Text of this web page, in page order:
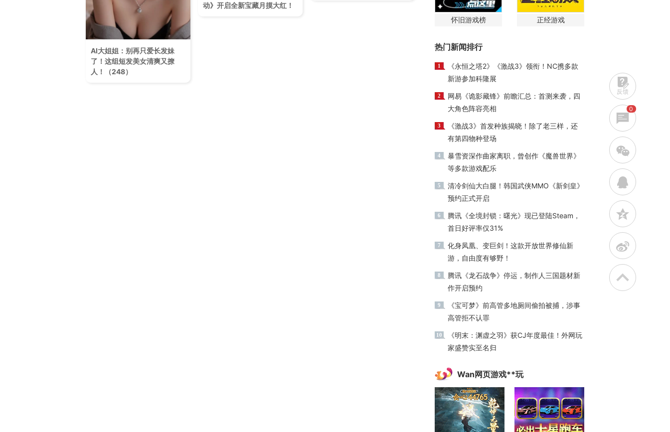
AI大姐姐：别再只爱长发妹
了！这组短发美女清爽又撩
人！（248）
动》开启全新宝藏月摸大红！
怀旧游戏榜 正经游戏
热门新闻排行
1
《永恒之塔2》《激战3》领衔！NC携多款
新游参加科隆展
2
网易《诡影藏锋》前瞻汇总：首测来袭，四
大角色阵容亮相
3
《激战3》首发种族揭晓！除了老三样，还
有第四物种登场
4
暴雪资深作曲家离职，曾创作《魔兽世界》
等多款游戏配乐
5
清冷剑仙大白腿！韩国武侠MMO《新剑皇》
预约正式开启
6
腾讯《全境封锁：曙光》现已登陆Steam，
首日好评率仅31%
7
化身凤凰、变巨剑！这款开放世界修仙新
游，自由度有够野！
8
腾讯《龙石战争》停运，制作人三国题材新
作开启预约
9
《宝可梦》前高管多地厕间偷拍被捕，涉事
高管拒不认罪
10
《明末：渊虚之羽》获CJ年度最佳！外网玩
家盛赞实至名归
Wan网页游戏**玩
反馈
0
w
q
z
t